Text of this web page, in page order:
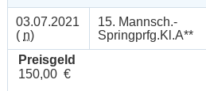
03.07.2021
( n)
15. Mannsch.-
Springprfg.Kl.A**
Preisgeld
150,00 €